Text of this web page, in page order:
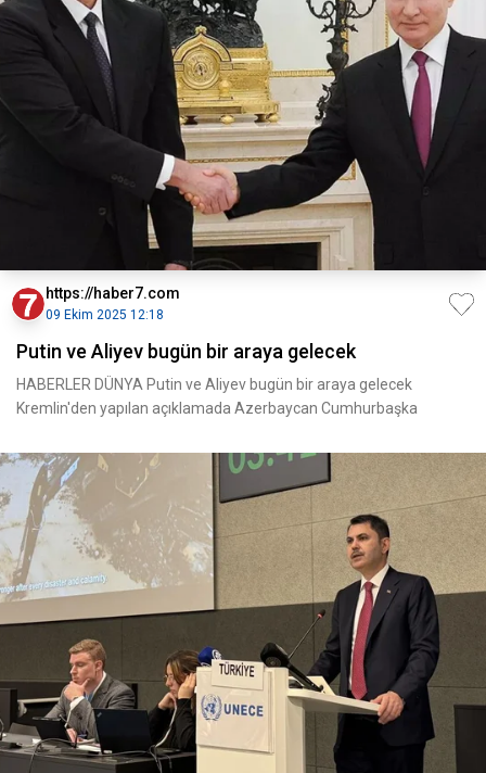
https://haber7.com
09 Ekim 2025 12:18
Putin ve Aliyev bugün bir araya gelecek
HABERLER DÜNYA Putin ve Aliyev bugün bir araya gelecek
Kremlin'den yapılan açıklamada Azerbaycan Cumhurbaşka